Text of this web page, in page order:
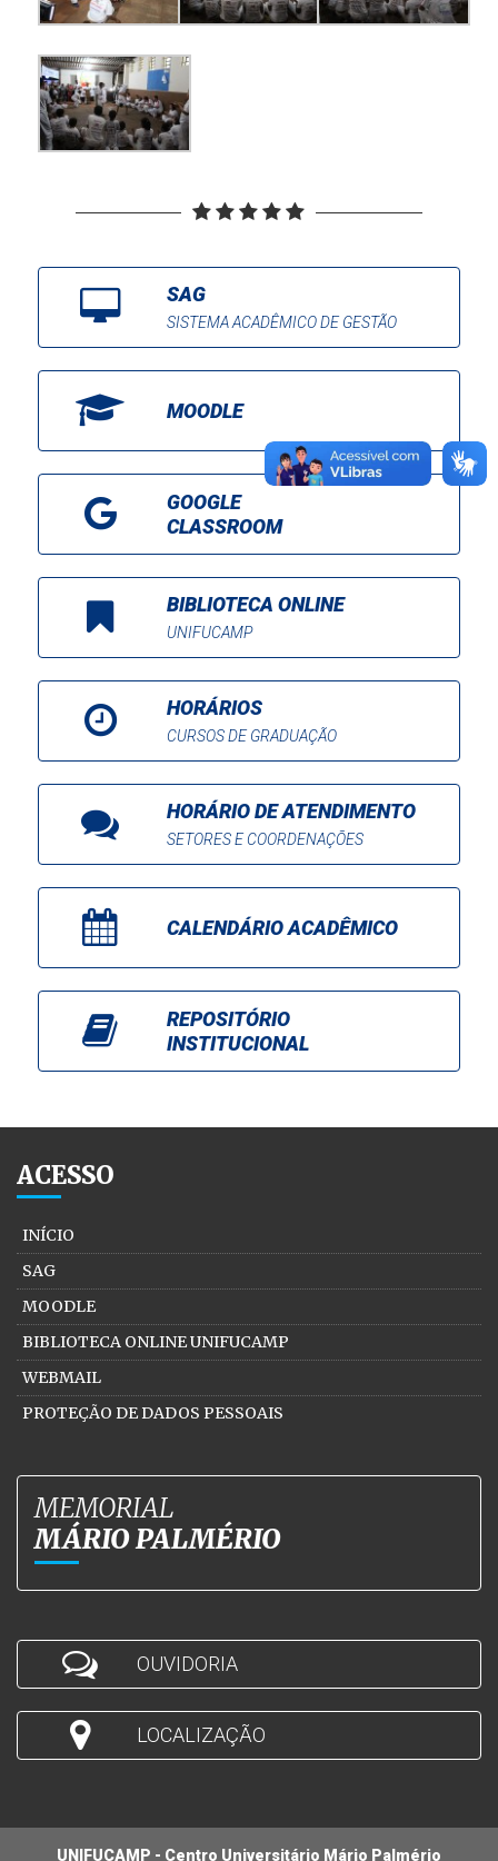
SAG
SISTEMA ACADÊMICO DE GESTÃO
MOODLE
GOOGLE
CLASSROOM
BIBLIOTECA ONLINE
UNIFUCAMP
HORÁRIOS
CURSOS DE GRADUAÇÃO
HORÁRIO DE ATENDIMENTO
SETORES E COORDENAÇÕES
CALENDÁRIO ACADÊMICO
REPOSITÓRIO
INSTITUCIONAL
ACESSO
INÍCIO
SAG
MOODLE
BIBLIOTECA ONLINE UNIFUCAMP
WEBMAIL
PROTEÇÃO DE DADOS PESSOAIS
MEMORIAL
MÁRIO PALMÉRIO
OUVIDORIA
LOCALIZAÇÃO
UNIFUCAMP - Centro Universitário Mário Palmério